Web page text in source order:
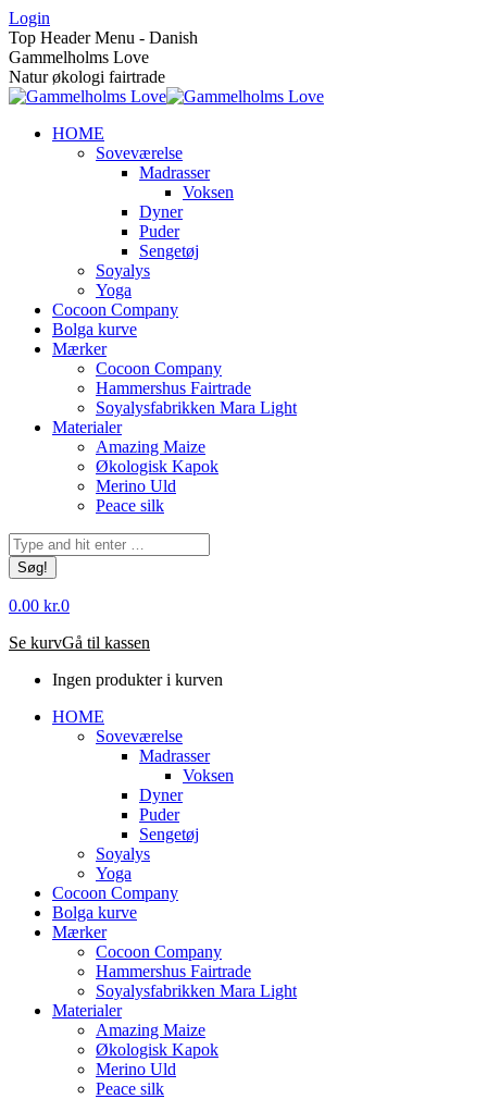
Skip
to
content
Login
Top Header Menu - Danish
Gammelholms Love
Natur økologi fairtrade
HOME
Soveværelse
Madrasser
Voksen
Dyner
Puder
Sengetøj
Soyalys
Yoga
Cocoon Company
Bolga kurve
Mærker
Cocoon Company
Hammershus Fairtrade
Soyalysfabrikken Mara Light
Materialer
Amazing Maize
Økologisk Kapok
Merino Uld
Peace silk
Søg:
0.00 kr.0
Se kurvGå til kassen
Ingen produkter i kurven
HOME
Soveværelse
Madrasser
Voksen
Dyner
Puder
Sengetøj
Soyalys
Yoga
Cocoon Company
Bolga kurve
Mærker
Cocoon Company
Hammershus Fairtrade
Soyalysfabrikken Mara Light
Materialer
Amazing Maize
Økologisk Kapok
Merino Uld
Peace silk